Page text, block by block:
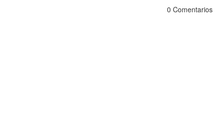
0 Comentarios